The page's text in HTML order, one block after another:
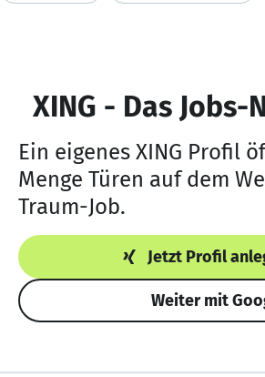
XING - Das
Ein eigenes XING Profil
Menge Türen auf dem
Traum-Job.
Jetzt Profil
Weiter mit